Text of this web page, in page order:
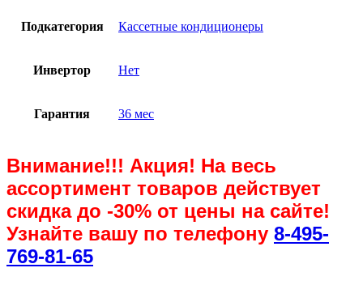
Подкатегория Кассетные кондиционеры
Инвертор Нет
Гарантия 36 мес
Внимание!!! Акция! На весь
ассортимент товаров действует
скидка до -30% от цены на сайте!
Узнайте вашу по телефону 8-495-
769-81-65